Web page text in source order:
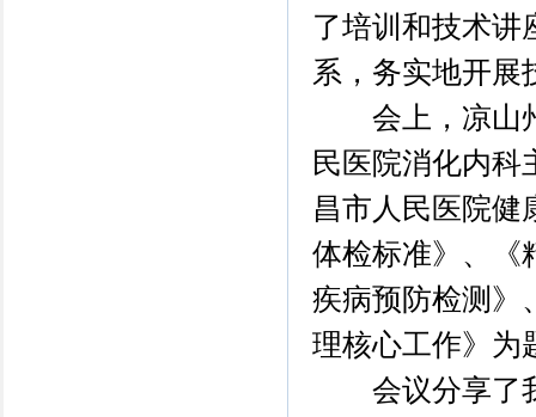
了培训和技术讲
系，务实地开展
会上，凉山州
民医院消化内
昌市人民医院健
体检标准》、
疾病预防检测》
理核心工作》为
会议分享了我